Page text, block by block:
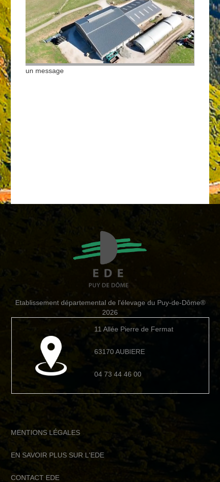
un message
Etablissement départemental de l'élevage du Puy-de-Dôme®
2026
11 Allée Pierre de Fermat
63170 AUBIERE
04 73 44 46 00
MENTIONS LÉGALES
EN SAVOIR PLUS SUR L'EDE
CONTACT EDE